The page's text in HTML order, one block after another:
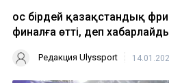
Қос бірдей қазақстандық
финалға өтті, деп
Редакция Ulyssport